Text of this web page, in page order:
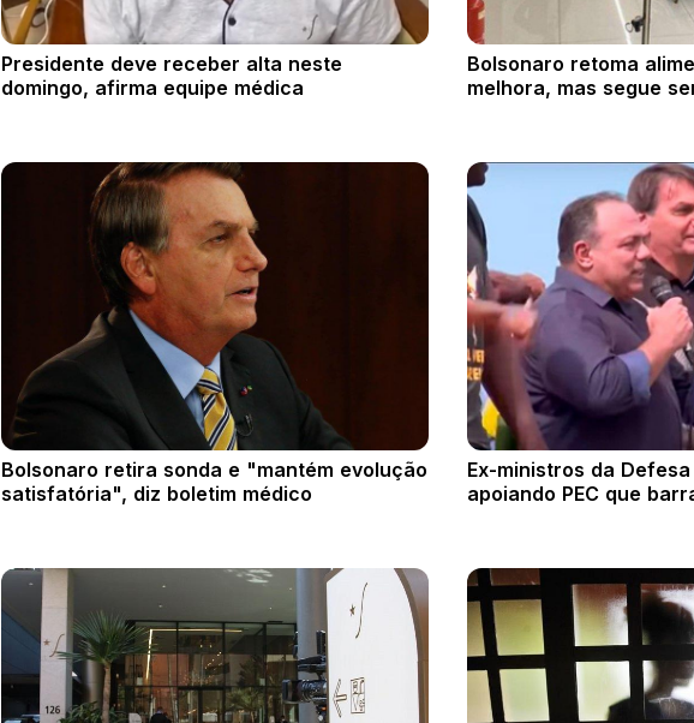
Presidente deve receber alta neste
domingo, afirma equipe médica
Bolsonaro retoma
melhora, mas segue
Bolsonaro retira sonda e "mantém evolução
satisfatória", diz boletim médico
Ex-ministros da
apoiando PEC que